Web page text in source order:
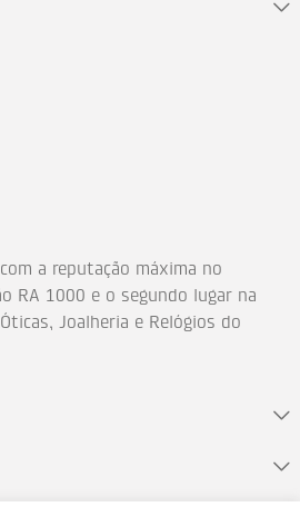
a reputação máxima no
RA 1000 e o segundo lugar na
Joalheria e Relógios do